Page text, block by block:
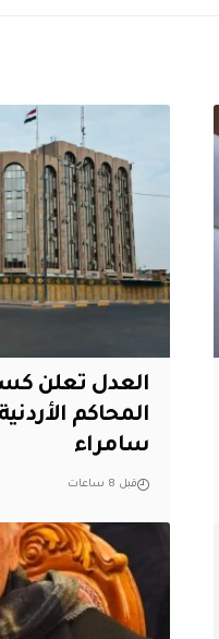
العدل تعلن
المحاكم
سامراء
قبل 8 ساعات